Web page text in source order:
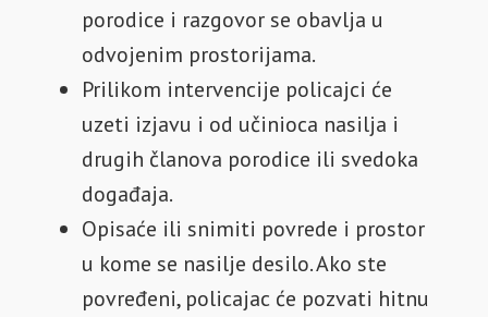
porodice i razgovor se obavlja u
odvojenim prostorijama.
Prilikom intervencije policajci će
uzeti izjavu i od učinioca nasilja i
drugih članova porodice ili svedoka
događaja.
Opisaće ili snimiti povrede i prostor
u kome se nasilje desilo. Ako ste
povređeni, policajac će pozvati hitnu